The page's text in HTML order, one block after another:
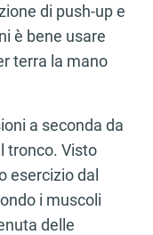
di push-up e
è bene usare
terra la mano
a seconda da
tronco. Visto
esercizio dal
i muscoli
delle